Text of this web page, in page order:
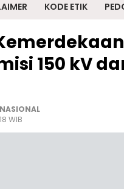
KODE ETIK
150 kV
NASIONAL
WIB